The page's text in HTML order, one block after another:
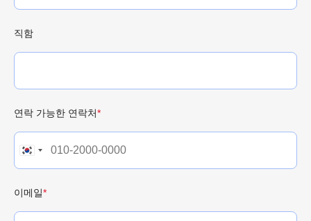
직함
연락 가능한 연락처*
이메일*